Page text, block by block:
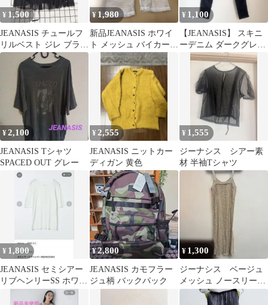
¥ 1,500
JEANASIS チュールフ
リルベスト ジレ ブラッ
ク
¥ 1,980
新品JEANASIS ホワイ
ト メッシュ バイカーシ
ョートパンツ F 白
¥ 1,100
【JEANASIS】 スキニ
ーデニム ダークグレー
sサイズ
¥2,100
JEANASIS Tシャツ
SPACED OUT グレー
¥2,555
JEANASIS ニットカー
ディガン 黄色
¥ 1,555
ジーナシス シアー素
材 半袖Tシャツ
¥ 1,800
JEANASIS セミシアー
リブヘンリーSS ホワイ
¥2,800
JEANASIS カモフラー
ジュ柄 バックパック
¥ 1,300
ジーナシス ベージュ
メッシュ ノースリーブ
ニットワンピース